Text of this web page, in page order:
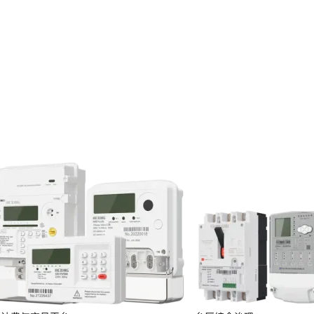
投资者关系
定期报告
临时公告
投资者保护
投资者互动